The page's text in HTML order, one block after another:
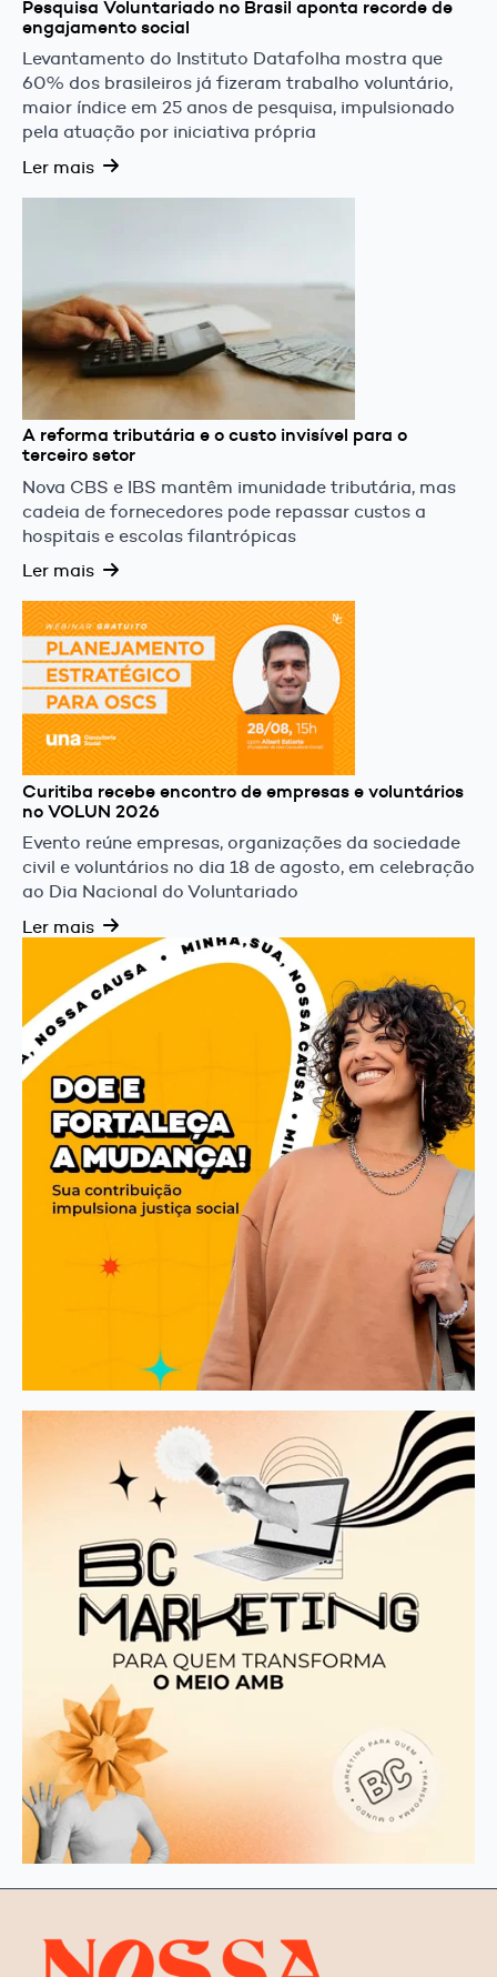
Pesquisa Voluntariado no Brasil aponta recorde de
engajamento social
Levantamento do Instituto Datafolha mostra que
60% dos brasileiros já fizeram trabalho voluntário,
maior índice em 25 anos de pesquisa, impulsionado
pela atuação por iniciativa própria
Ler mais
A reforma tributária e o custo invisível para o
terceiro setor
Nova CBS e IBS mantêm imunidade tributária, mas
cadeia de fornecedores pode repassar custos a
hospitais e escolas filantrópicas
Ler mais
Curitiba recebe encontro de empresas e voluntários
no VOLUN 2026
Evento reúne empresas, organizações da sociedade
civil e voluntários no dia 18 de agosto, em celebração
ao Dia Nacional do Voluntariado
Ler mais